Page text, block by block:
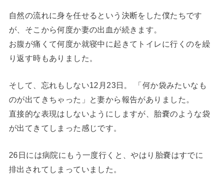
自然の流れに身を任せるという決断をした僕たちです
が、そこから何度か妻の出血が続きます。
お腹が痛くて何度か就寝中に起きてトイレに行くのを繰
り返す時もありました。
そして、忘れもしない12月23日。 「何か袋みたいなも
のが出てきちゃった」と妻から報告がありました。
直接的な表現はしないようにしますが、胎嚢のような袋
が出てきてしまった感じです。
26日には病院にもう一度行くと、やはり胎嚢はすでに
排出されてしまっていました。